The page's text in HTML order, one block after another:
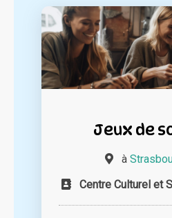
Jeux de
à
Centre Culturel et